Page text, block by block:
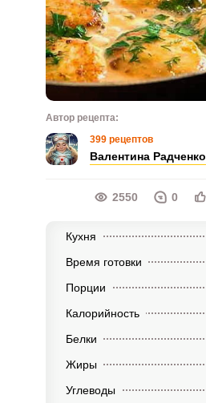
Автор рецепта:
399 рецептов
Валентина Радченко
2550 0
Кухня
Время готовки
Порции
Калорийность
Белки
Жиры
Углеводы